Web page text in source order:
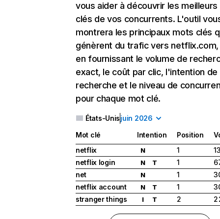
vous aider à découvrir les
clés de vos concurrents. L'outil
montrera les principaux mots clés
génèrent du trafic vers
en fournissant le volume de
exact, le coût par clic, l'intention de
recherche et le niveau de
pour chaque mot clé.
États-Unisjuin 2026
Mot clé Intention Position
netflix
N 1
netflix login
N T 1
net
N 1
netflix account
N T 1
stranger things
I T 2 2